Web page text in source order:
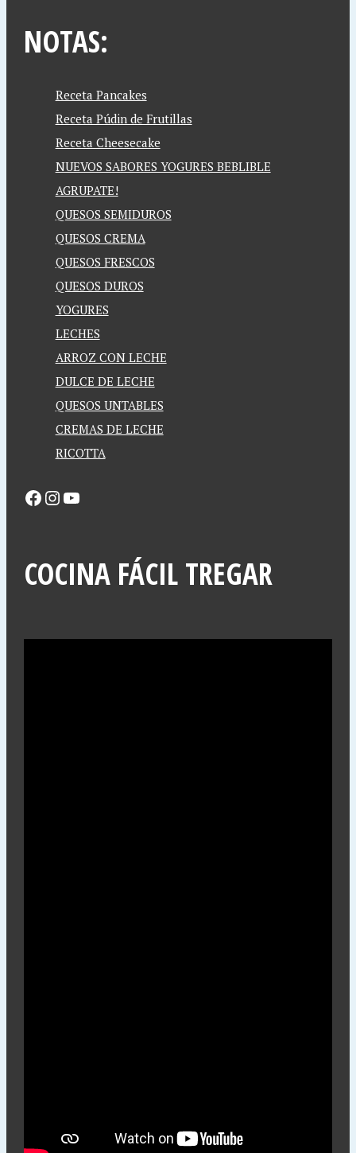
NOTAS:
Receta Pancakes
Receta Púdin de Frutillas
Receta Cheesecake
NUEVOS SABORES YOGURES BEBLIBLE
AGRUPATE!
QUESOS SEMIDUROS
QUESOS CREMA
QUESOS FRESCOS
QUESOS DUROS
YOGURES
LECHES
ARROZ CON LECHE
DULCE DE LECHE
QUESOS UNTABLES
CREMAS DE LECHE
RICOTTA
COCINA FÁCIL TREGAR